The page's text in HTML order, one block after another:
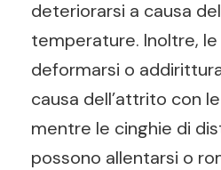
deteriorarsi a causa
temperature. Inoltre,
deformarsi o
causa dell’attrito con
mentre le cinghie di
possono allentarsi o